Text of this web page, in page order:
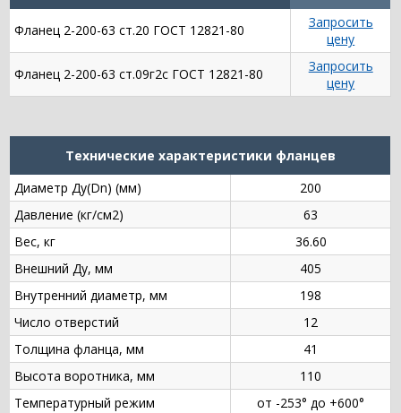
Фланец 2-200-63 ст.20 ГОСТ 12821-80
Запросить
цену
Фланец 2-200-63 ст.09г2с ГОСТ 12821-80
Запросить
цену
Технические характеристики фланцев
Диаметр Ду(Dn) (мм)
200
Давление (кг/см2)
63
Вес, кг
36.60
Внешний Ду, мм
405
Внутренний диаметр, мм
198
Число отверстий
12
Толщина фланца, мм
41
Высота воротника, мм
110
Температурный режим
от -253° до +600°